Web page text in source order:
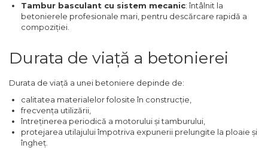
Pile Metalice
Clesti
Scule Electrician
Topoare & Toporisti
Sarpe Desfundat Tevi
Nivele
Ruleta de Masurat
Tambur basculant cu sistem mecanic: întâlnit la
betonierele profesionale mari, pentru descărcare rapidă a
compoziției.
Durata de viață a betonierei
Durata de viață a unei betoniere depinde de:
calitatea materialelor folosite în construcție,
frecvența utilizării,
întreținerea periodică a motorului și tamburului,
protejarea utilajului împotriva expunerii prelungite la ploaie și
îngheț.